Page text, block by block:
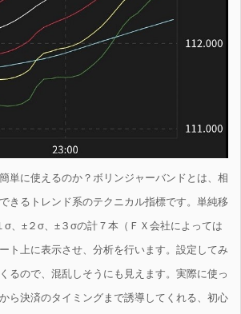
単に使えるのか？ボリンジャーバンドとは、相
きるトレンド系のテクニカル指標です。単純移
σ、±２σ、±３σの計７本（ＦＸ会社によっては
ト上に表示させ、分析を行います。設定してみ
るので、混乱しそうにも見えます。実際に使っ
ら決済のタイミングまで誘導してくれる、初心